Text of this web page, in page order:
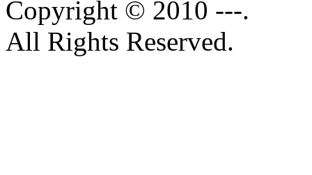
Copyright © 2010 ---.
All Rights Reserved.